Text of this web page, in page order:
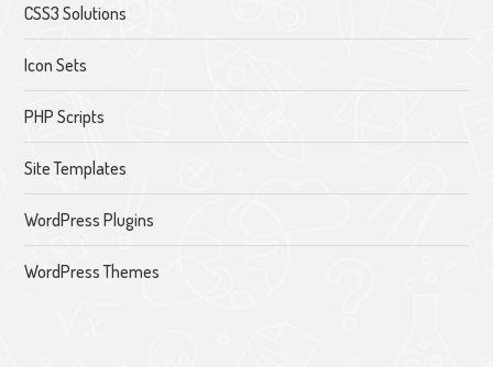
CSS3 Solutions
Icon Sets
PHP Scripts
Site Templates
WordPress Plugins
WordPress Themes